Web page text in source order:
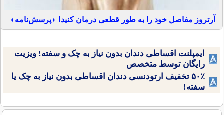
آرتروز مفاصل خود را به طور قطعی درمان کنید! ◗پرسش‌نامه◖
ایمپلنت اقساطی دندان بدون نیاز به چک و سفته! ویزیت
رایگان توسط متخصص
۵۰٪ تخفیف ارتودنسی دندان اقساطی بدون نیاز به چک یا
سفته!